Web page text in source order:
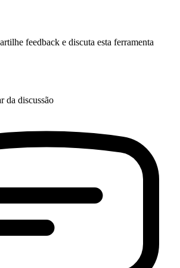
feedback e discuta esta ferramenta
da discussão